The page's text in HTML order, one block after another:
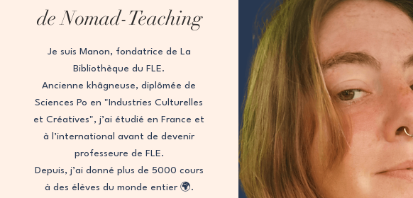
de Nomad-Teaching
Je suis Manon, fondatrice de La
Bibliothèque du FLE.
Ancienne khâgneuse, diplômée de
Sciences Po en "Industries Culturelles
et Créatives", j’ai étudié en France et
à l’international avant de devenir
professeure de FLE.
Depuis, j’ai donné plus de 5000 cours
à des élèves du monde entier 🌍.